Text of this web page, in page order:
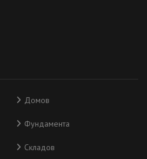
Домов
Фундамента
Складов